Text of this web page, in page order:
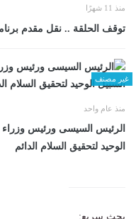
منذ 11 شهرًا
توقف الحلقة .. نقل مقدم برنامج 90 دقيقة إلى المستشفى في
غير مصنف
منذ عام واحد
الرئيس السيسى ورئيس وزراء
الوحيد لتحقيق السلام الدائم
بحث سريع: